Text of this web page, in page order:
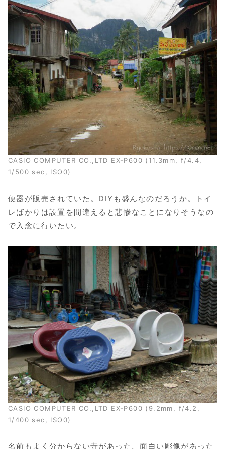
CASIO COMPUTER CO.,LTD EX-P600 (11.3mm, f/4.4,
1/500 sec, ISO0)
便器が販売されていた。DIYも盛んなのだろうか。トイ
レばかりは設置を間違えると悲惨なことになりそうなの
で入念に行いたい。
CASIO COMPUTER CO.,LTD EX-P600 (9.2mm, f/4.2,
1/400 sec, ISO0)
名前もよく分からない寺があった。面白い彫像があった